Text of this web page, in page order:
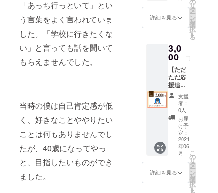
「あっち行っといて」とい
う言葉をよく言われていま
した。「学校に行きたくな
い」と言っても話を聞いて
もらえませんでした。
当時の僕は自己肯定感が低
く、好きなことややりたい
ことは何もありませんでし
たが、40歳になってやっ
と、目指したいものができ
ました。
くの方
に届け
終了次
第、順
次お送
りいた
しま
す。
ます。※
全員分
の手紙
をライ
で直筆
しま
す。 ※
応援頂
いた方
には完
成書籍
と、感
謝の手
紙を直
筆でお
送りし
ます。
※手紙は
コピー
すれば
大量に
詳細を見る
リ
タ
ー
ン
を
選
択
す
る
3,0
00 円
【ただ
ただ応
援追加
プラ
ン!!】
▶︎感謝
の気持
ちを込
めて
メール
をお返
ししま
す。 ▶︎
書籍に
応援者
として
支援
者：
0人
お届
け予
定：
2021
年06
月
詳細を見る
こ
の
リ
タ
ー
ン
を
選
択
す